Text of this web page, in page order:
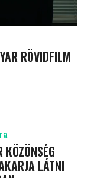
RÖVIDFILM
LÁTNI